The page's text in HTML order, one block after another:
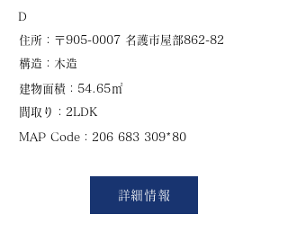
D
住所：〒905-0007 名護市屋部862-82
​構造：木造
建物面積：54.65㎡
​間取り：2LDK
​MAP Code：206 683 309*80
詳細情報